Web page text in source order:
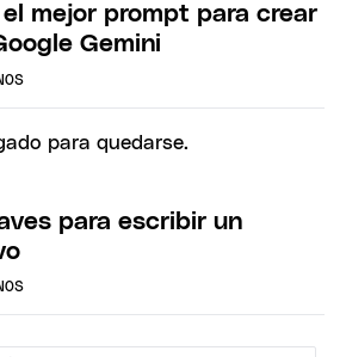
mejor prompt para crear
Gemini
para escribir un